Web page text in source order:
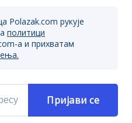
Polazak.com рукује
политици
a и прихватам
Пријави се